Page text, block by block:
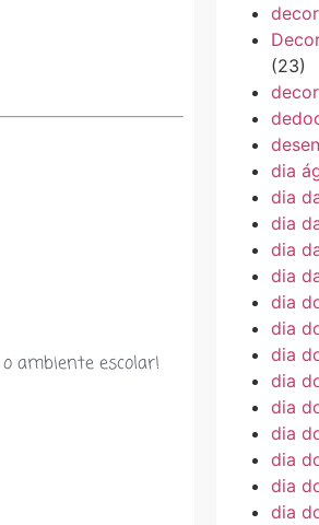
ambiente escolar!
(23)
dia
dia
dia
dia
dia
dia
dia
dia
dia
dia
dia
dia
dia
dia